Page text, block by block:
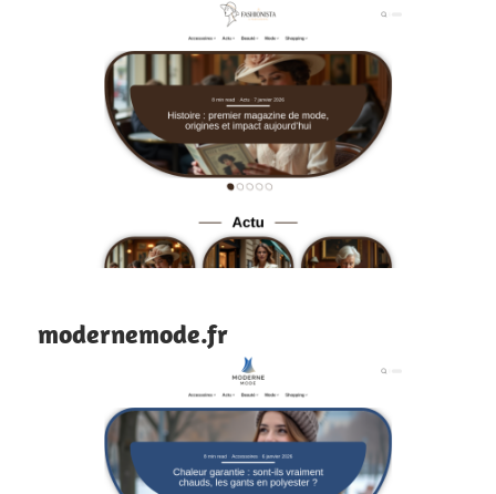
modernemode.fr